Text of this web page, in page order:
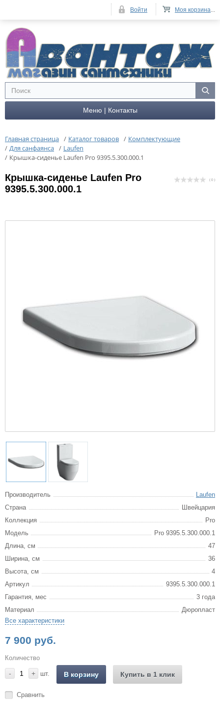
Меню | Контакты
Главная страница / Каталог товаров / Комплектующие
/ Для санфаянса / Laufen
/ Крышка-сиденье Laufen Pro 9395.5.300.000.1
Крышка-сиденье Laufen Pro
9395.5.300.000.1
( 0 )
Производитель
Laufen
Страна
Швейцария
Коллекция
Pro
Модель
Pro 9395.5.300.000.1
Длина, см
47
Ширина, см
36
Высота, см
4
Артикул
9395.5.300.000.1
Гарантия, мес
3 года
Материал
Дюропласт
Все характеристики
7 900 руб.
Количество
- + шт. В корзину Купить в 1 клик
Сравнить
Моя корзина...
Войти